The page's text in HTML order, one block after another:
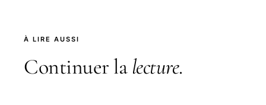
À LIRE AUSSI
Continuer la lecture.